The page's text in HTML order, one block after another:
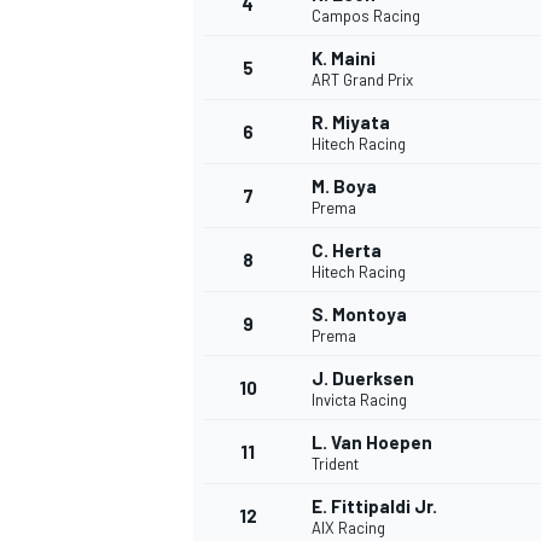
MONOPOSTO
Campos Racing
5 K. Maini
ART Grand Prix
6 R. Miyata
Hitech Racing
7 M. Boya
Prema
8 C. Herta
Hitech Racing
9 S. Montoya
Prema
10 J. Duerksen
Invicta Racing
11 L. Van Hoepen
Trident
12 E. Fittipaldi Jr.
AIX Racing